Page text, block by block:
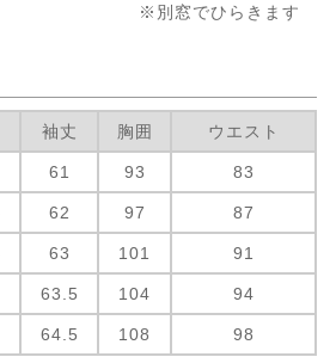
※別窓でひらきます
袖丈 胸囲 ウエスト
61 93 83
62 97 87
63 101 91
63.5 104 94
64.5 108 98